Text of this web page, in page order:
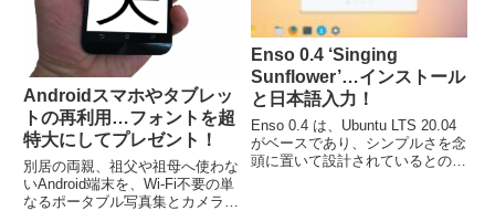
Androidスマホやタブレッ
トの再利用…フォントを超
特大にしてプレゼント！
別居の両親、祖父や祖母へ使わな
いAndroid端末を、Wi-Fi不要の単
なるポータブル写真集とカメラと
Enso 0.4 ‘Singing
Sunflower’…インストール
と日本語入力！
Enso 0.4 は、Ubuntu LTS 20.04
がベースであり、シンプルさを念
頭に置いて設計されているとのこ